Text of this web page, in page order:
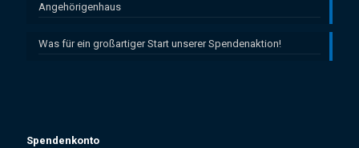
Angehörigenhaus
Was für ein großartiger Start unserer Spendenaktion!
Spendenkonto